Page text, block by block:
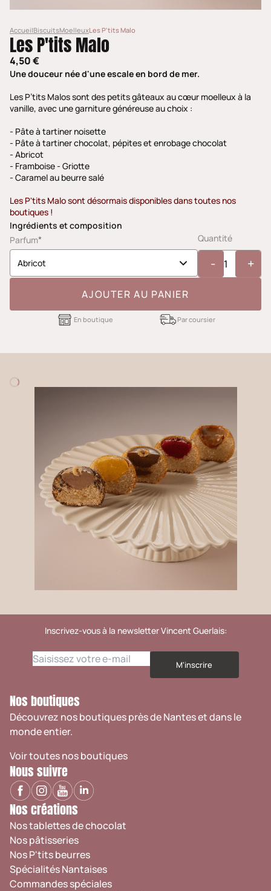
AccueilBiscuitsMoelleuxLes P'tits Malo
Les P'tits Malo
4,50 €
Une douceur née d'une escale en bord de mer.
Les P’tits Malos sont des petits gâteaux au cœur moelleux à la
vanille, avec une garniture généreuse au choix :
- Pâte à tartiner noisette
- Pâte à tartiner chocolat, pépites et enrobage chocolat
- Abricot
- Framboise - Griotte
- Caramel au beurre salé
Les P'tits Malo sont désormais disponibles dans toutes nos
boutiques !
Ingrédients et composition
Parfum* Quantité
- +
AJOUTER AU PANIER
En boutique Par coursier
Inscrivez-vous à la newsletter Vincent Guerlais:
M'inscrire
Nos boutiques
Découvrez nos boutiques près de Nantes et dans le
monde entier.
Voir toutes nos boutiques
Nous suivre
Nos créations
Nos tablettes de chocolat
Nos pâtisseries
Nos P'tits beurres
Spécialités Nantaises
Commandes spéciales